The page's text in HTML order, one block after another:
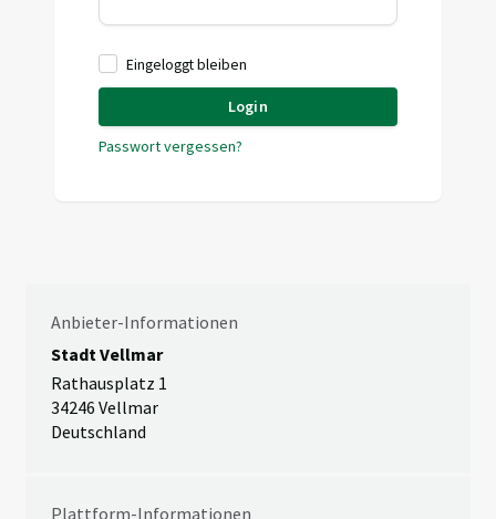
Eingeloggt bleiben
Login
Passwort vergessen?
Anbieter-Informationen
Stadt Vellmar
Rathausplatz 1
34246 Vellmar
Deutschland
Plattform-Informationen